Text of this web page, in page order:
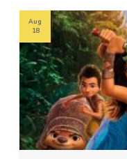
Aug
18